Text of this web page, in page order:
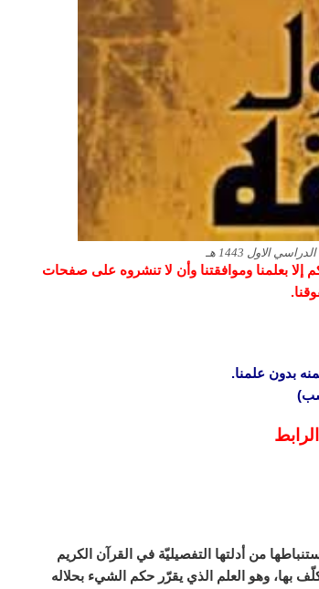
إلا بعلمنا وموافقتنا وأن لا تنشروه على صفحات
بدون علمنا.
من أدلتها التفصيليّة في القرآن الكريم
بها، وهو العلم الذي يقرّر حكم الشيء بحلاله